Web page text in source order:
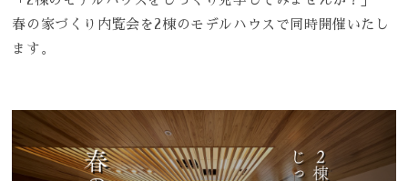
春の家づくり内覧会を2棟のモデルハウスで同時開催いたし
ます。